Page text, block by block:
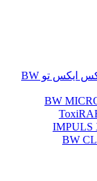
تعمیر و کالیبره دستگاه گازسنج مکس ایکس تو BW